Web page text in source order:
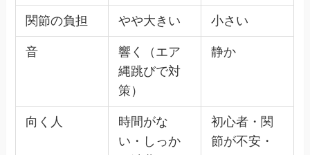
関節の負担 やや大きい 小さい
音
響く（エア
縄跳びで対
策）
静か
向く人
時間がな
い・しっか
初心者・関
節が不安・